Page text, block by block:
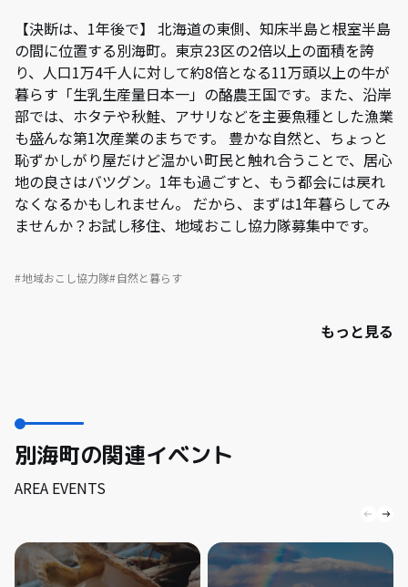
【決断は、1年後で】 北海道の東側、知床半島と根室半島
の間に位置する別海町。東京23区の2倍以上の面積を誇
り、人口1万4千人に対して約8倍となる11万頭以上の牛が
暮らす「生乳生産量日本一」の酪農王国です。また、沿岸
部では、ホタテや秋鮭、アサリなどを主要魚種とした漁業
も盛んな第1次産業のまちです。 豊かな自然と、ちょっと
恥ずかしがり屋だけど温かい町民と触れ合うことで、居心
地の良さはバツグン。1年も過ごすと、もう都会には戻れ
なくなるかもしれません。 だから、まずは1年暮らしてみ
ませんか？お試し移住、地域おこし協力隊募集中です。
地域おこし協力隊 自然と暮らす
もっと見る
別海町の関連イベント
AREA EVENTS